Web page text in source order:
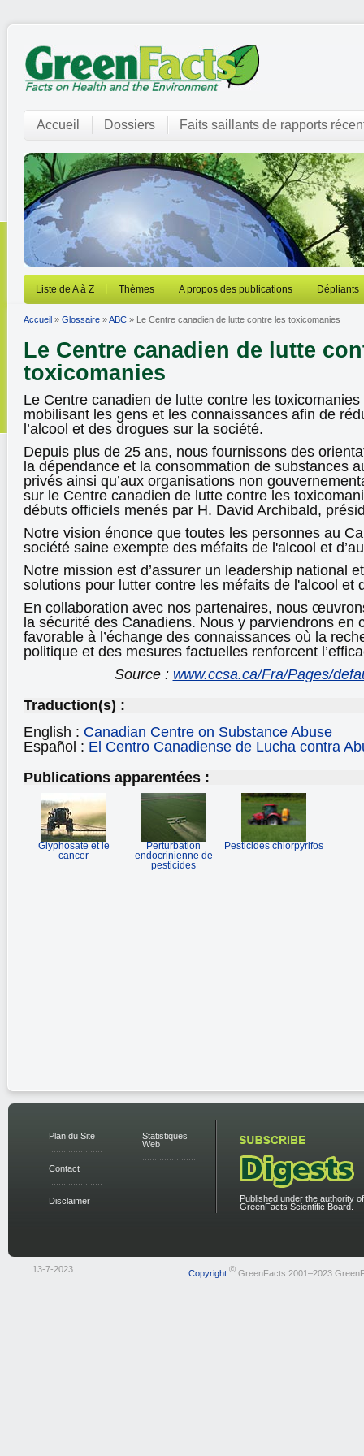
Accueil Dossiers Faits saillants de rapports
Liste de A à Z Thèmes A propos des publications Dépliants
Accueil » Glossaire »ABC » Le Centre canadien de lutte contre les toxicomanies
Le Centre canadien de lutte
toxicomanies
Le Centre canadien de lutte contre les
mobilisant les gens et les connaissances afin de
l’alcool et des drogues sur la société.
Depuis plus de 25 ans, nous fournissons des
la dépendance et la consommation de substances
privés ainsi qu’aux organisations non
sur le Centre canadien de lutte contre les
débuts officiels menés par H. David Archibald,
Notre vision énonce que toutes les personnes au
société saine exempte des méfaits de l'alcool et
Notre mission est d’assurer un leadership national
solutions pour lutter contre les méfaits de l'alcool et
En collaboration avec nos partenaires, nous
la sécurité des Canadiens. Nous y parviendrons en
favorable à l’échange des connaissances où la
politique et des mesures factuelles renforcent
Source : www.ccsa.ca/Fra/Pages/
Traduction(s) :
English : Canadian Centre on Substance Abuse
Español : El Centro Canadiense de Lucha contra
Publications apparentées :
Glyphosate et le
cancer
Perturbation
endocrinienne de
pesticides
Pesticides chlorpyrifos
Plan du Site
Contact
Disclaimer
Statistiques
Web
Published under the authority
GreenFacts Scientific Board.
13-7-2023 Copyright ©GreenFacts 2001–2023